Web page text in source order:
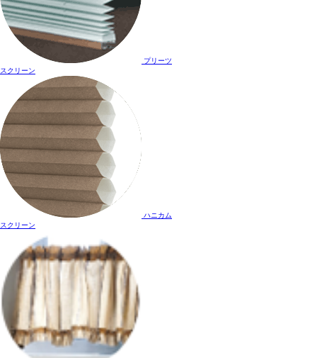
プリーツ
スクリーン
ハニカム
スクリーン